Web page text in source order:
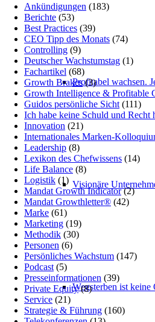
Profitabel wachsen.
Visionäre
Wegsterben ist keine
Ankündigungen (183)
Berichte (53)
Best Practices (39)
CEO Tipp des Monats (74)
Controlling (9)
Deutscher Wachstumstag (1)
Fachartikel (68)
Growth Brakes(3)
Growth Intelligence & Profitable
Guidos persönliche Sicht (111)
Ich habe keine Schuld und Recht
Innovation (21)
Internationales Marken-
Leadership (8)
Lexikon des Chefwissens (14)
Life Balance (8)
Logistik (1)
Mandat Growth Indicator(2)
Mandat Growthletter® (42)
Marke (61)
Marketing (19)
Methodik (30)
Personen (6)
Persönliches Wachstum (147)
Podcast (5)
Presseinformationen (39)
Private Equity(8)
Service (21)
Strategie & Führung (160)